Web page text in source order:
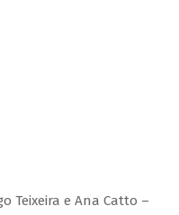
Teixeira e Ana Catto –